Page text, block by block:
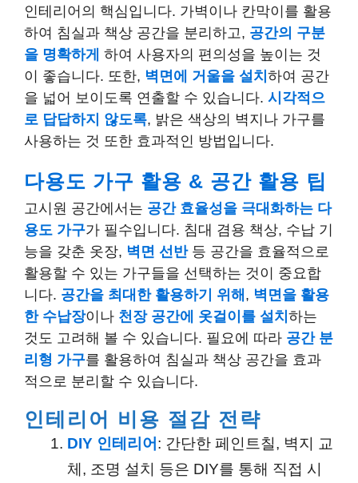
인테리어의 핵심입니다. 가벽이나 칸막이를 활용
하여 침실과 책상 공간을 분리하고, 공간의 구분
을 명확하게 하여 사용자의 편의성을 높이는 것
이 좋습니다. 또한, 벽면에 거울을 설치 하여 공간
을 넓어 보이도록 연출할 수 있습니다. 시각적으
로 답답하지 않도록, 밝은 색상의 벽지나 가구를
사용하는 것 또한 효과적인 방법입니다.
다용도 가구 활용 & 공간 활용 팁
고시원 공간에서는 공간 효율성을 극대화하는 다
용도 가구가 필수입니다. 침대 겸용 책상, 수납 기
능을 갖춘 옷장, 벽면 선반등 공간을 효율적으로
활용할 수 있는 가구들을 선택하는 것이 중요합
니다. 공간을 최대한 활용하기 위해 , 벽면을 활용
한 수납장이나 천장 공간에 옷걸이를 설치 하는
것도 고려해 볼 수 있습니다. 필요에 따라 공간 분
리형 가구를 활용하여 침실과 책상 공간을 효과
적으로 분리할 수 있습니다.
인테리어 비용 절감 전략
DIY 인테리어 : 간단한 페인트칠, 벽지 교
체, 조명 설치 등은 DIY를 통해 직접 시